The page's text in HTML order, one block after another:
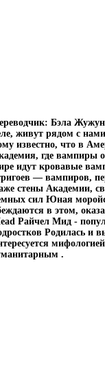
Бэла
живут рядом с
известно, что в
где вампиры
идут кровавые
— вампиров,
стены Академии,
сил Юная
в этом,
Райчел Мид -
Родилась и
.